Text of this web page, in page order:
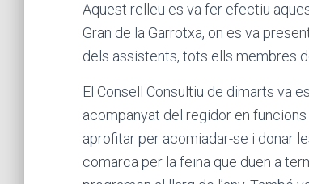
Aquest relleu es va fer efectiu
Gran de la Garrotxa, on es va
dels assistents, tots ells membres
El Consell Consultiu de dimarts va
acompanyat del regidor en funcions
aprofitar per acomiadar-se i donar
comarca per la feina que duen a